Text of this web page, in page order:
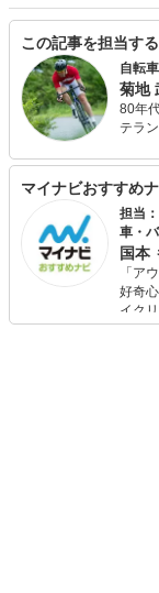
この記事を担当す
自転
菊地
80年
テラ
イク
ォン
出場
向け
マイナビおすすめ
担当
車・
国本
「ア
好奇
イク
ます